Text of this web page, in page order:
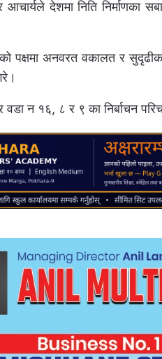
आचार्यले देशमा निति निर्माणका
पक्षमा अनवरत वकालत र
वडा न १६, ८ र ९ का निर्बाचन